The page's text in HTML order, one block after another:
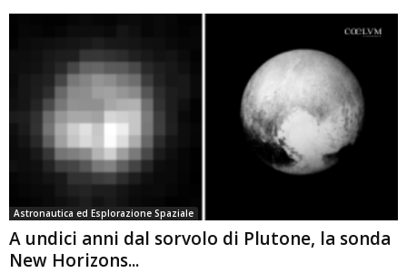
Astronautica ed Esplorazione Spaziale
A undici anni dal sorvolo di Plutone, la sonda
New Horizons...